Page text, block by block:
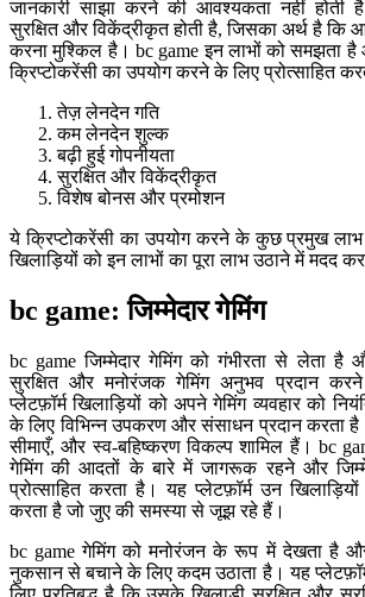
जानकारी साझा करने की आवश्यकता नहीं होती
सुरक्षित और विकेंद्रीकृत होती है, जिसका अर्थ है
करना मुश्किल है। bc game इन लाभों को समझता
क्रिप्टोकरेंसी का उपयोग करने के लिए प्रोत्साहित
तेज़ लेनदेन गति
कम लेनदेन शुल्क
बढ़ी हुई गोपनीयता
सुरक्षित और विकेंद्रीकृत
विशेष बोनस और प्रमोशन
ये क्रिप्टोकरेंसी का उपयोग करने के कुछ प्रमुख
खिलाड़ियों को इन लाभों का पूरा लाभ उठाने में मदद
bc game: जिम्मेदार गेमिंग
bc game जिम्मेदार गेमिंग को गंभीरता से लेता है
सुरक्षित और मनोरंजक गेमिंग अनुभव प्रदान
प्लेटफ़ॉर्म खिलाड़ियों को अपने गेमिंग व्यवहार को
के लिए विभिन्न उपकरण और संसाधन प्रदान करता
सीमाएँ, और स्व-बहिष्करण विकल्प शामिल हैं। bc
गेमिंग की आदतों के बारे में जागरूक रहने और
प्रोत्साहित करता है। यह प्लेटफ़ॉर्म उन
करता है जो जुए की समस्या से जूझ रहे हैं।
bc game गेमिंग को मनोरंजन के रूप में देखता है और
नुकसान से बचाने के लिए कदम उठाता है। यह